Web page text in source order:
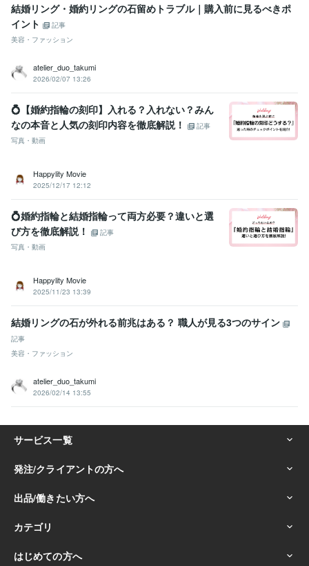
結婚リング・婚約リングの石留めトラブル｜購入前に見るべきポ
イント
記事
美容・ファッション
atelier_duo_takumi
2026/02/07 13:26
💍【婚約指輪の刻印】入れる？入れない？みん
なの本音と人気の刻印内容を徹底解説！
記事
写真・動画
Happylity Movie
2025/12/17 12:12
💍婚約指輪と結婚指輪って両方必要？違いと選
び方を徹底解説！
記事
写真・動画
Happylity Movie
2025/11/23 13:39
結婚リングの石が外れる前兆はある？ 職人が見る3つのサイン
記事
美容・ファッション
atelier_duo_takumi
2026/02/14 13:55